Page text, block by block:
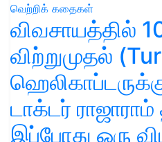
வெற்றிக் கதைகள்
விவசாயத்தில்
விற்றுமுதல்
டாக்டர் ராஜாராம்
இப்போது ஒரு